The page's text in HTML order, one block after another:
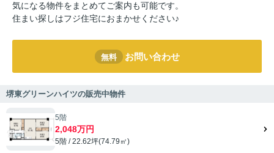
気になる物件をまとめてご案内も可能です。
住まい探しはフジ住宅におまかせください♪
無料 お問い合わせ
堺東グリーンハイツの販売中物件
5階
2,048万円
5階 / 22.62坪(74.79㎡)